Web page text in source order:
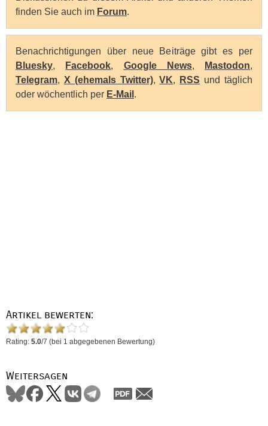
finden Sie auch im Forum.
Benachrichtigungen über neue Beiträge gibt es per
Bluesky, Facebook, Google News, Mastodon,
Telegram, X (ehemals Twitter),VK, RSS und täglich
oder wöchentlich per E-Mail .
Artikel bewerten:
Rating: 5.0/7 (bei 1 abgegebenen Bewertung)
Weitersagen